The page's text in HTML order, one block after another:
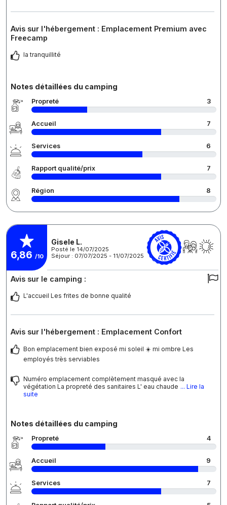
Avis sur l'hébergement : Emplacement Premium avec
Freecamp
la tranquillité
Notes détaillées du camping
Propreté 3
Accueil 7
Services 6
Rapport qualité/prix 7
Région 8
6,86 /10
Gisele L.
Posté le 14/07/2025
Séjour : 07/07/2025 - 11/07/2025
Avis sur le camping :
L'accueil Les frites de bonne qualité
Avis sur l'hébergement : Emplacement Confort
Bon emplacement bien exposé mi soleil ☀️ mi ombre Les
employés très serviables
Numéro emplacement complètement masqué avec la
végétation La propreté des sanitaires L' eau chaude ... Lire la
suite
Notes détaillées du camping
Propreté 4
Accueil 9
Services 7